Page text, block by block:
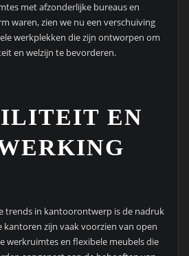
met afzonderlijke bureaus en
waren, zien we nu een verschuiving
werkplekken die zijn ontworpen om
en welzijn te bevorderen.
EN
trends in kantoorontwerp is de nadruk
zijn vaak voorzien van open
werkruimtes en flexibele meubels die